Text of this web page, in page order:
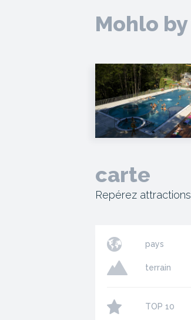
Mohlo
carte
Repérez attractions
pays
terrain
TOP 10